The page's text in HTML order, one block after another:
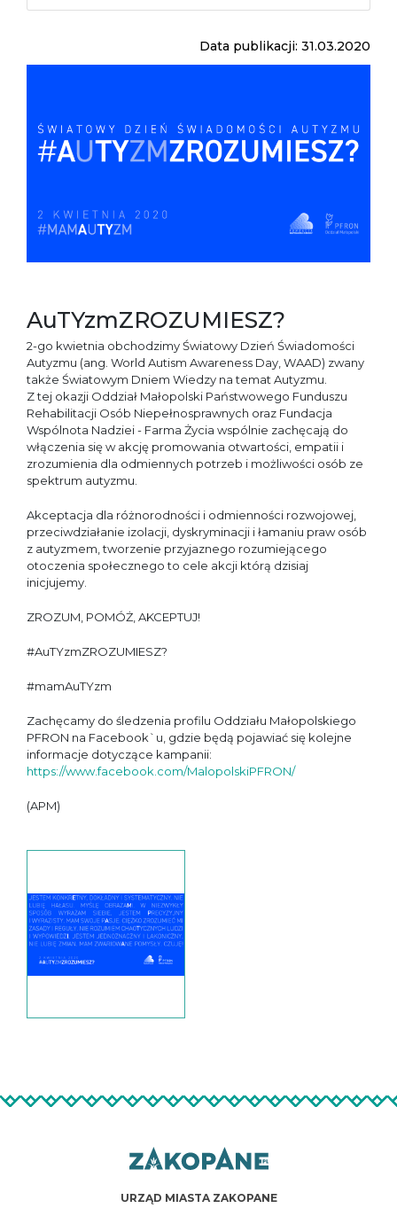
Data publikacji: 31.03.2020
AuTYzmZROZUMIESZ?
2-go kwietnia obchodzimy Światowy Dzień Świadomości
Autyzmu (ang. World Autism Awareness Day, WAAD) zwany
także Światowym Dniem Wiedzy na temat Autyzmu.
Z tej okazji Oddział Małopolski Państwowego Funduszu
Rehabilitacji Osób Niepełnosprawnych oraz Fundacja
Wspólnota Nadziei - Farma Życia wspólnie zachęcają do
włączenia się w akcję promowania otwartości, empatii i
zrozumienia dla odmiennych potrzeb i możliwości osób ze
spektrum autyzmu.
Akceptacja dla różnorodności i odmienności rozwojowej,
przeciwdziałanie izolacji, dyskryminacji i łamaniu praw osób
z autyzmem, tworzenie przyjaznego rozumiejącego
otoczenia społecznego to cele akcji którą dzisiaj
inicjujemy.
ZROZUM, POMÓŻ, AKCEPTUJ!
#AuTYzmZROZUMIESZ?
#mamAuTYzm
Zachęcamy do śledzenia profilu Oddziału Małopolskiego
PFRON na Facebook`u, gdzie będą pojawiać się kolejne
informacje dotyczące kampanii:
https://www.facebook.com/MalopolskiPFRON/
(APM)
URZĄD MIASTA ZAKOPANE